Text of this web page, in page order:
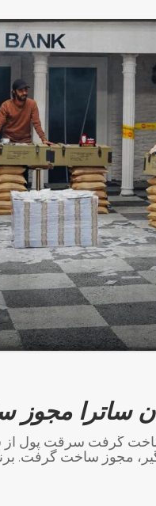
ساترا
گرفت سرقت پول از
مجوز ساخت گرفت.